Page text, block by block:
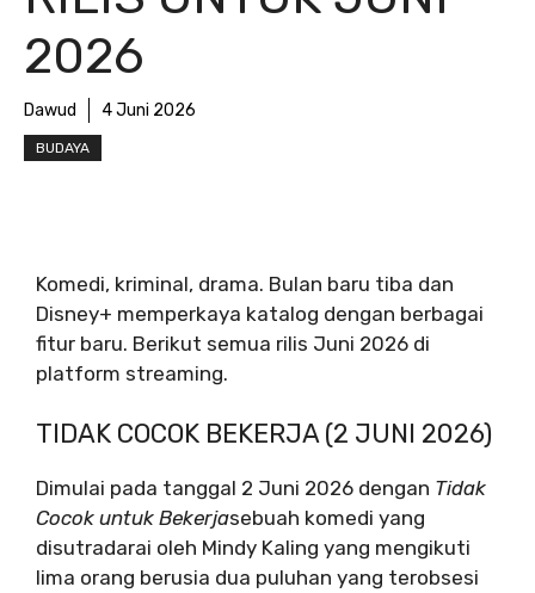
2026
Dawud 4 Juni 2026
BUDAYA
Komedi, kriminal, drama. Bulan baru tiba dan
Disney+ memperkaya katalog dengan berbagai
fitur baru. Berikut semua rilis Juni 2026 di
platform streaming.
TIDAK COCOK BEKERJA (2 JUNI 2026)
Dimulai pada tanggal 2 Juni 2026 dengan Tidak
Cocok untuk Bekerjasebuah komedi yang
disutradarai oleh Mindy Kaling yang mengikuti
lima orang berusia dua puluhan yang terobsesi